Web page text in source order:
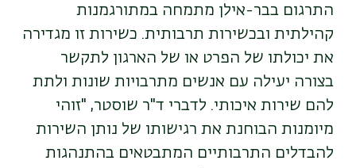
התרגום בבר-אילן מתמחה במתורגמנות
קהילתית ובכשירות תרבותית. כשירות זו מגדירה
את יכולתו של הפרט או של הארגון לתקשר
בצורה יעילה עם אנשים מתרבויות שונות ולתת
להם שירות איכותי. לדברי ד"ר שוסטר, "זוהי
מיומנות הבוחנת את רגישותו של נותן השירות
להבדלים התרבותיים המתבטאים בהתנהגות